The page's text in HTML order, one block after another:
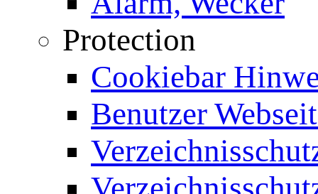
Protection
Cookiebar
Benutzer